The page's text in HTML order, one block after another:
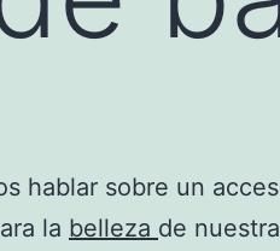
hablar sobre un
la belleza de